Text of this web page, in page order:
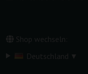
Shop wechseln:
Deutschland ▾